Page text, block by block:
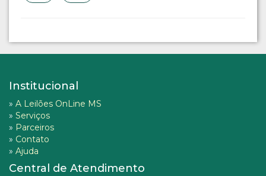
Institucional
» A Leilões OnLine MS
» Serviços
» Parceiros
» Contato
» Ajuda
Central de Atendimento